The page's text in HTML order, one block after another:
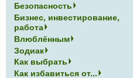
Безопасность
Бизнес, инвестирование,
работа
Влюблённым
Зодиак
Как выбрать
Как избавиться от...